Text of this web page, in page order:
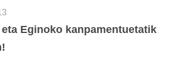
Eginoko kanpamentuetatik